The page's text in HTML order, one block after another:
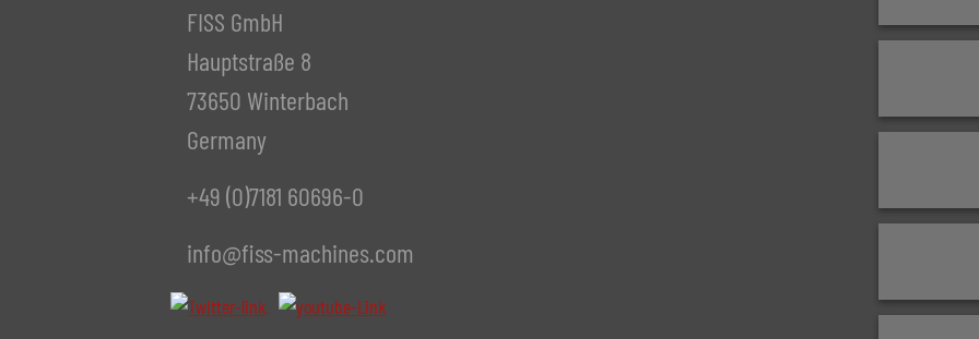
FISS GmbH
Hauptstraße 8
73650 Winterbach
Germany
+49 (0)7181 60696-0
info@fiss-machines.com